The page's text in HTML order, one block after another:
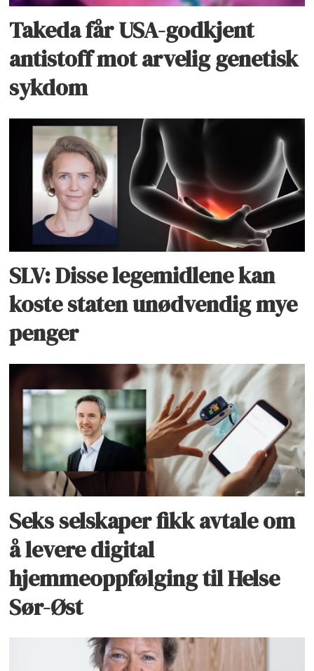
Takeda får USA-godkjent
antistoff mot arvelig genetisk
sykdom
SLV: Disse legemidlene kan
koste staten unødvendig mye
penger
Seks selskaper fikk avtale om
å levere digital
hjemmeoppfølging til Helse
Sør-Øst